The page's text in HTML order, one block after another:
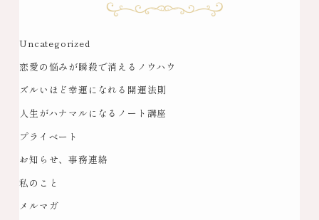
Uncategorized
恋愛の悩みが瞬殺で消えるノウハウ
ズルいほど幸運になれる開運法則
人生がハナマルになるノート講座
プライベート
お知らせ、事務連絡
私のこと
メルマガ